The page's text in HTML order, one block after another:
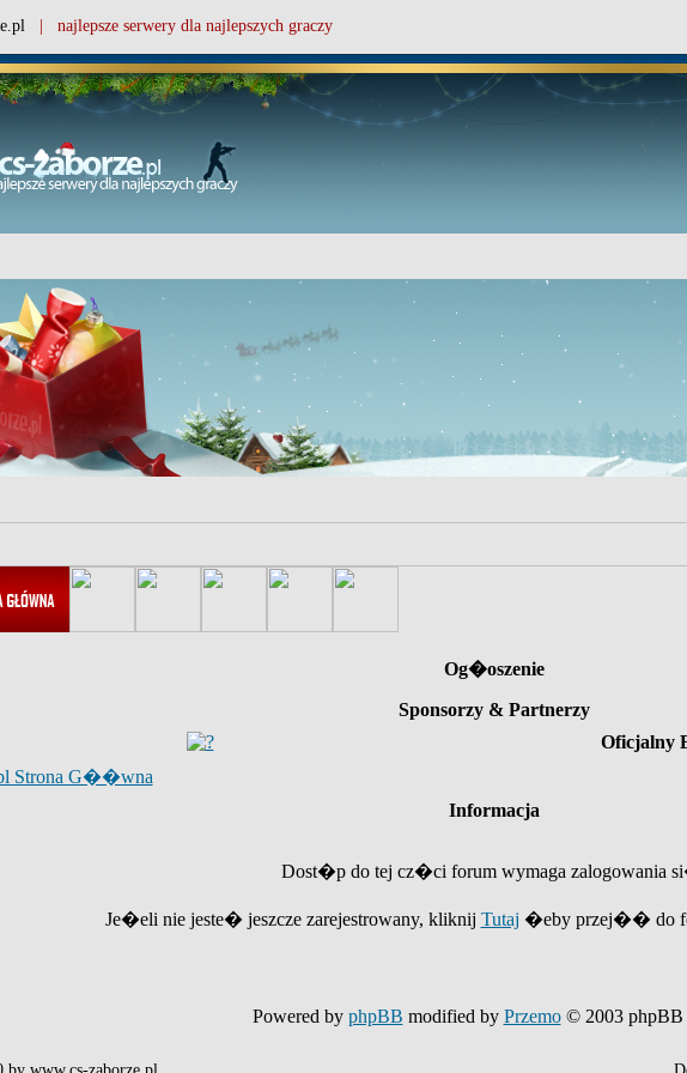
| najlepsze serwery dla najlepszych graczy
Og�oszenie
Sponsorzy & Partnerzy
Oficjalny
Strona G��wna
Informacja
Dost�p do tej cz�ci forum wymaga zalogowania
Je�eli nie jeste� jeszcze zarejestrowany, kliknij Tutaj �eby przej�� do
Powered by phpBB modified by Przemo© 2003 phpBB